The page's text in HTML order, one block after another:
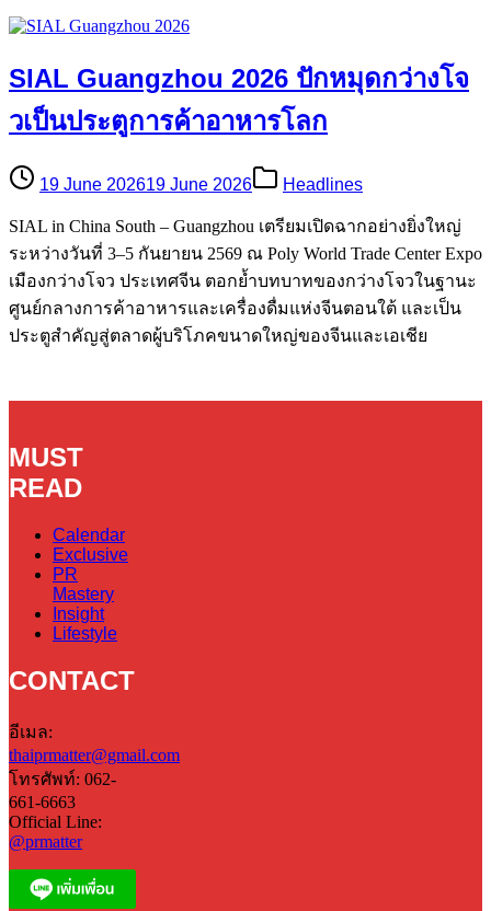
SIAL Guangzhou 2026 ปักหมุดกว่างโจ
วเป็นประตูการค้าอาหารโลก
19 June 202619 June 2026 Headlines
SIAL in China South – Guangzhou เตรียมเปิดฉากอย่างยิ่งใหญ่
ระหว่างวันที่ 3–5 กันยายน 2569 ณ Poly World Trade Center Expo
เมืองกว่างโจว ประเทศจีน ตอกย้ำบทบาทของกว่างโจวในฐานะ
ศูนย์กลางการค้าอาหารและเครื่องดื่มแห่งจีนตอนใต้ และเป็น
ประตูสำคัญสู่ตลาดผู้บริโภคขนาดใหญ่ของจีนและเอเชีย
MUST
READ
Calendar
Exclusive
PR
Mastery
Insight
Lifestyle
CONTACT
อีเมล:
thaiprmatter@gmail.com
โทรศัพท์: 062-
661-6663
Official Line:
@prmatter